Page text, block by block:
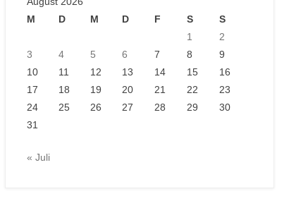
M
D M D F S
S
1
2
3
4 5 6 7 8
9
10
11 12 13 14 15
16
17
18 19 20 21 22
23
24
25 26 27 28 29
30
31
« Juli